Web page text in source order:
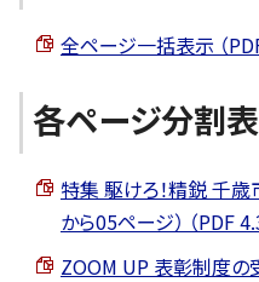
全ページ一括表示 （
各ページ分割
特集 駆けろ！精鋭 千
から05ページ） （PDF
ZOOM UP 表彰制度の